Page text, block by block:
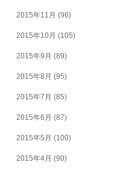
2015年11月 (96)
2015年10月 (105)
2015年9月 (89)
2015年8月 (95)
2015年7月 (85)
2015年6月 (87)
2015年5月 (100)
2015年4月 (90)